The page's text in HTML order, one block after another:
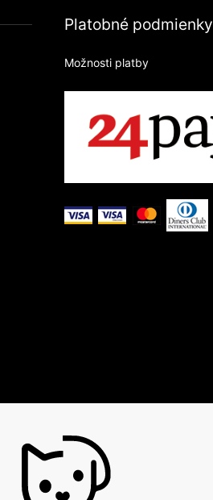
Platobné podmienky
Možnosti platby